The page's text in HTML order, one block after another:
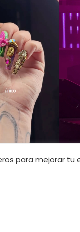
para mejorar